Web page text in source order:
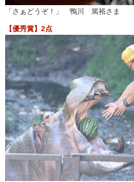
「さぁどうぞ！」 鴨川 篤裕さま
【優秀賞】2点